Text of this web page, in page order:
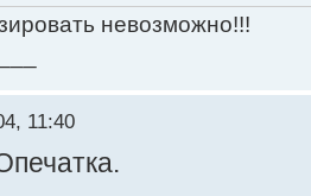
невозможно!!!
11:40